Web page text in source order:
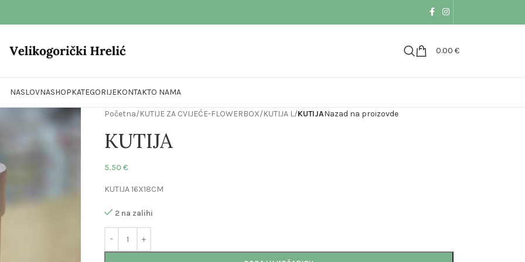
0.00 €
NASLOVNASHOPKATEGORIJEKONTAKTO NAMA
Početna/KUTIJE ZA CVIJEĆE-FLOWERBOX/KUTIJA L/KUTIJANazad na proizovde
KUTIJA
5.50€
KUTIJA 16X18CM
2 na zalihi